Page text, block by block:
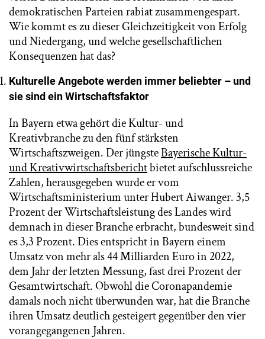
demokratischen Parteien rabiat zusammengespart.
Wie kommt es zu dieser Gleichzeitigkeit von Erfolg
und Niedergang, und welche gesellschaftlichen
Konsequenzen hat das?
Kulturelle Angebote werden immer beliebter – und
sie sind ein Wirtschaftsfaktor
In Bayern etwa gehört die Kultur- und
Kreativbranche zu den fünf stärksten
Wirtschaftszweigen. Der jüngsteBayerische Kultur-
und Kreativwirtschaftsberichtbietet aufschlussreiche
Zahlen, herausgegeben wurde er vom
Wirtschaftsministerium unter Hubert Aiwanger. 3,5
Prozent der Wirtschaftsleistung des Landes wird
demnach in dieser Branche erbracht, bundesweit sind
es 3,3 Prozent. Dies entspricht in Bayern einem
Umsatz von mehr als 44 Milliarden Euro in 2022,
dem Jahr der letzten Messung, fast drei Prozent der
Gesamtwirtschaft. Obwohl die Coronapandemie
damals noch nicht überwunden war, hat die Branche
ihren Umsatz deutlich gesteigert gegenüber den vier
vorangegangenen Jahren.